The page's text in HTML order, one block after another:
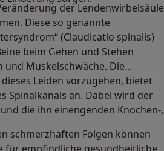
der Lendenwirbelsäule
Diese so genannte
(Claudicatio spinalis)
beim Gehen und Stehen
Muskelschwäche. Die
Leiden vorzugehen, bietet
Spinalkanals an. Dabei wird der
die ihn einengenden Knochen-,
schmerzhaften Folgen können